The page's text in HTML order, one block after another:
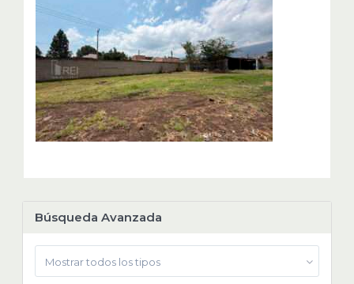
Búsqueda Avanzada
Mostrar todos los tipos